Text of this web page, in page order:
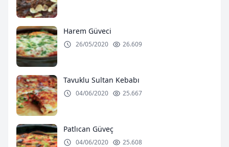
Harem Güveci
26/05/2020 26.609
Tavuklu Sultan Kebabı
04/06/2020 25.667
Patlıcan Güveç
04/06/2020 25.608